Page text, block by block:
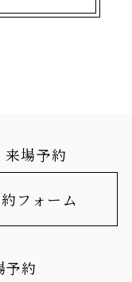
場予約
フォーム
予約